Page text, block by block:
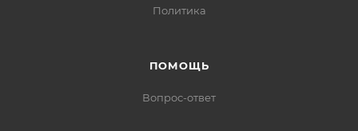
Политика
ПОМОЩЬ
Вопрос-ответ